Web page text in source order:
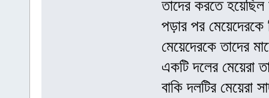
তাদের করতে হয়েছিল
পড়ার পর
মেয়েদেরকে তাদের
একটি দলের মেয়েরা
বাকি দলটির মেয়েরা